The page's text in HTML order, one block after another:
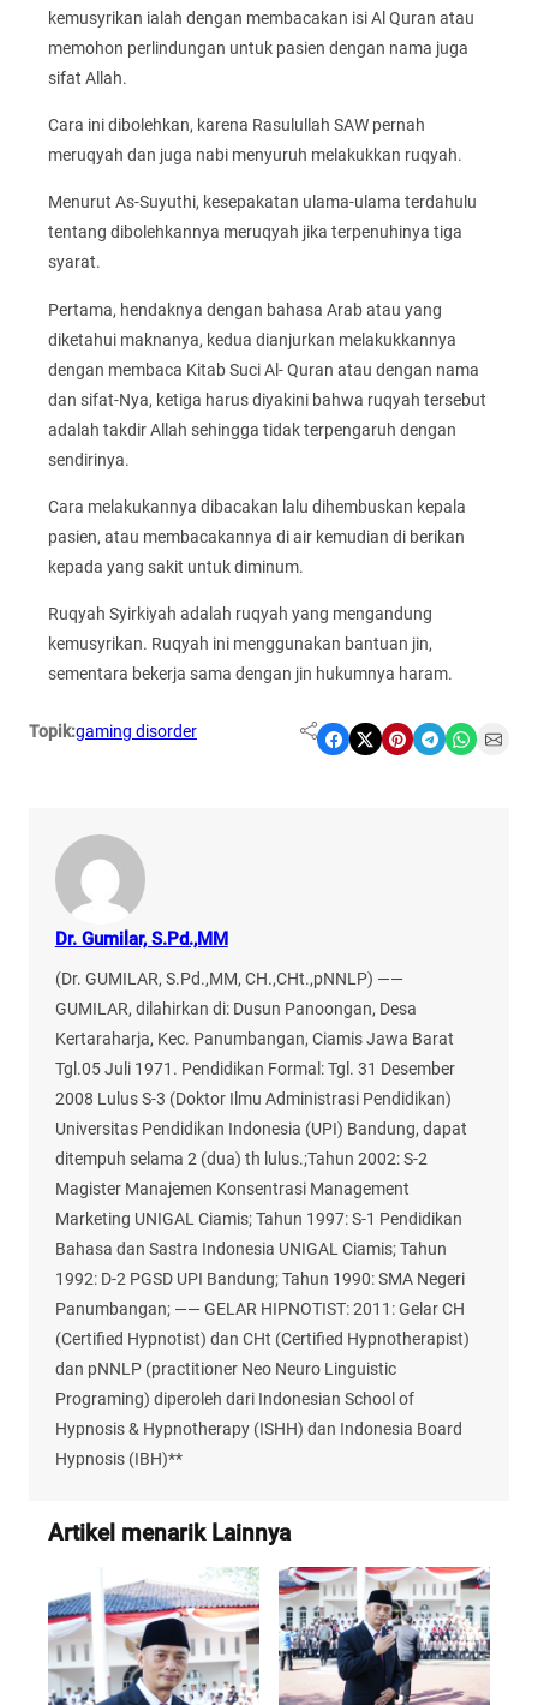
kemusyrikan ialah dengan membacakan isi Al Quran atau
memohon perlindungan untuk pasien dengan nama juga
sifat Allah.
Cara ini dibolehkan, karena Rasulullah SAW pernah
meruqyah dan juga nabi menyuruh melakukkan ruqyah.
Menurut As-Suyuthi, kesepakatan ulama-ulama terdahulu
tentang dibolehkannya meruqyah jika terpenuhinya tiga
syarat.
Pertama, hendaknya dengan bahasa Arab atau yang
diketahui maknanya, kedua dianjurkan melakukkannya
dengan membaca Kitab Suci Al- Quran atau dengan nama
dan sifat-Nya, ketiga harus diyakini bahwa ruqyah tersebut
adalah takdir Allah sehingga tidak terpengaruh dengan
sendirinya.
Cara melakukannya dibacakan lalu dihembuskan kepala
pasien, atau membacakannya di air kemudian di berikan
kepada yang sakit untuk diminum.
Ruqyah Syirkiyah adalah ruqyah yang mengandung
kemusyrikan. Ruqyah ini menggunakan bantuan jin,
sementara bekerja sama dengan jin hukumnya haram.
Topik:gaming disorder Share on Facebook Share on X Share on Pinterest Share on Telegram Share on WhatsApp Share on Email
Dr. Gumilar, S.Pd.,MM
(Dr. GUMILAR, S.Pd.,MM, CH.,CHt.,pNNLP) ——
GUMILAR, dilahirkan di: Dusun Panoongan, Desa
Kertaraharja, Kec. Panumbangan, Ciamis Jawa Barat
Tgl.05 Juli 1971. Pendidikan Formal: Tgl. 31 Desember
2008 Lulus S-3 (Doktor Ilmu Administrasi Pendidikan)
Universitas Pendidikan Indonesia (UPI) Bandung, dapat
ditempuh selama 2 (dua) th lulus.;Tahun 2002: S-2
Magister Manajemen Konsentrasi Management
Marketing UNIGAL Ciamis; Tahun 1997: S-1 Pendidikan
Bahasa dan Sastra Indonesia UNIGAL Ciamis; Tahun
1992: D-2 PGSD UPI Bandung; Tahun 1990: SMA Negeri
Panumbangan; —— GELAR HIPNOTIST: 2011: Gelar CH
(Certified Hypnotist) dan CHt (Certified Hypnotherapist)
dan pNNLP (practitioner Neo Neuro Linguistic
Programing) diperoleh dari Indonesian School of
Hypnosis & Hypnotherapy (ISHH) dan Indonesia Board
Hypnosis (IBH)**
Artikel menarik Lainnya